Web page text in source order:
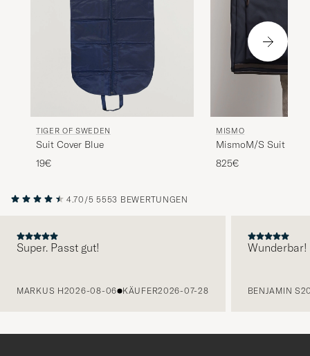
TIGER OF SWEDEN
Suit Cover Blue
19€
MISMO
MismoM/S Suit
Brown
825€
4.70/5 5553 BEWERTUNGEN
Super. Passt gut!
MARKUS H2026-08-06 KÄUFER2026-07-28
Wunderbar!
BENJAMIN S